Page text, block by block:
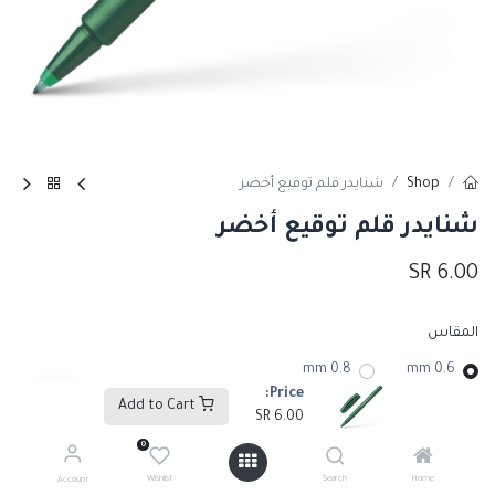
Price:
6.00
Home
Search
0
Wishlist
Account
Shop شنايدر قلم توقيع أخضر
شنايدر قلم توقيع أخضر
6.00
المقاس
0.6 mm
0.8 mm